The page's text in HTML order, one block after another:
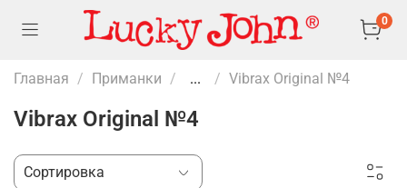
0
Главная Приманки ... Vibrax Original №4
Vibrax Original №4